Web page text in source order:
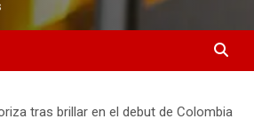
tras brillar en el debut de Colombia